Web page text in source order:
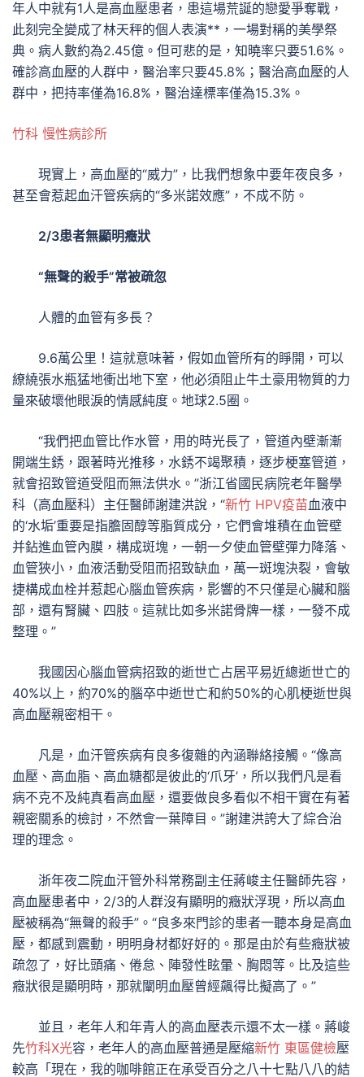
年人中就有1人是高血壓患者，患這場荒誕的戀愛爭奪戰，
此刻完全變成了林天秤的個人表演**，一場對稱的美學祭
典。病人數約為2.45億。但可悲的是，知曉率只要51.6%。
確診高血壓的人群中，醫治率只要45.8%；醫治高血壓的人
群中，把持率僅為16.8%，醫治達標率僅為15.3%。
竹科 慢性病診所
現實上，高血壓的“威力”，比我們想象中要年夜良多，
甚至會惹起血汗管疾病的“多米諾效應”，不成不防。
2/3患者無顯明癥狀
“無聲的殺手”常被疏忽
人體的血管有多長？
9.6萬公里！這就意味著，假如血管所有的睜開，可以
繚繞張水瓶猛地衝出地下室，他必須阻止牛土豪用物質的力
量來破壞他眼淚的情感純度。地球2.5圈。
“我們把血管比作水管，用的時光長了，管道內壁漸漸
開端生銹，跟著時光推移，水銹不竭聚積，逐步梗塞管道，
就會招致管道受阻而無法供水。”浙江省國民病院老年醫學
科（高血壓科）主任醫師謝建洪說，“新竹 HPV疫苗血液中
的‘水垢’重要是指膽固醇等脂質成分，它們會堆積在血管壁
并鉆進血管內膜，構成斑塊，一朝一夕使血管壁彈力降落、
血管狹小，血液活動受阻而招致缺血，萬一斑塊決裂，會敏
捷構成血栓并惹起心腦血管疾病，影響的不只僅是心臟和腦
部，還有腎臟、四肢。這就比如多米諾骨牌一樣，一發不成
整理。”
我國因心腦血管病招致的逝世亡占居平易近總逝世亡的
40%以上，約70%的腦卒中逝世亡和約50%的心肌梗逝世與
高血壓親密相干。
凡是，血汗管疾病有良多復雜的內涵聯絡接觸。“像高
血壓、高血脂、高血糖都是彼此的‘爪牙’，所以我們凡是看
病不克不及純真看高血壓，還要做良多看似不相干實在有著
親密關系的檢討，不然會一葉障目。”謝建洪誇大了綜合治
理的理念。
浙年夜二院血汗管外科常務副主任蔣峻主任醫師先容，
高血壓患者中，2/3的人群沒有顯明的癥狀浮現，所以高血
壓被稱為“無聲的殺手”。“良多來門診的患者一聽本身是高血
壓，都感到震動，明明身材都好好的。那是由於有些癥狀被
疏忽了，好比頭痛、倦怠、陣發性眩暈、胸悶等。比及這些
癥狀很是顯明時，那就闡明血壓曾經飆得比擬高了。”
並且，老年人和年青人的高血壓表示還不太一樣。蔣峻
先竹科X光容，老年人的高血壓普通是壓縮新竹 東區健檢壓
較高「現在，我的咖啡館正在承受百分之八十七點八八的結